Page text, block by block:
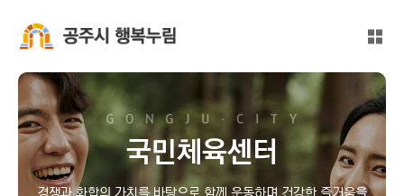
전체
국민체육센터